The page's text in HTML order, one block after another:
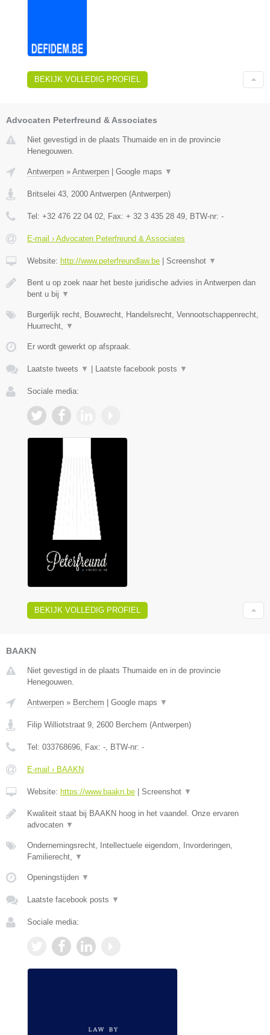
BEKIJK VOLLEDIG PROFIEL
Advocaten Peterfreund & Associates
Niet gevestigd in de plaats Thumaide en in de provincie
Henegouwen.
Antwerpen » Antwerpen Google maps ▼
Britselei 43 2000 Antwerpen (Antwerpen)
Tel: +32 476 22 04 02 , Fax: + 32 3 435 28 49 , BTW-nr: -
E-mail › Advocaten Peterfreund & Associates
Website: http://www.peterfreundlaw.be Screenshot ▼
Bent u op zoek naar het beste juridische advies in Antwerpen dan
bent u bij ▼
Burgerlijk recht, Bouwrecht, Handelsrecht, Vennootschappenrecht,
Huurrecht,
▼
Er wordt gewerkt op afspraak.
Laatste tweets ▼ Laatste facebook posts ▼
Sociale media:
BEKIJK VOLLEDIG PROFIEL
BAAKN
Niet gevestigd in de plaats Thumaide en in de provincie
Henegouwen.
Antwerpen » Berchem Google maps ▼
Filip Williotstraat 9 2600 Berchem (Antwerpen)
Tel: 033768696 , Fax: - , BTW-nr: -
E-mail › BAAKN
Website: https://www.baakn.be Screenshot ▼
Kwaliteit staat bij BAAKN hoog in het vaandel. Onze ervaren
advocaten ▼
Ondernemingsrecht, Intellectuele eigendom, Invorderingen,
Familierecht,
▼
Openingstijden ▼
Laatste facebook posts ▼
Sociale media: